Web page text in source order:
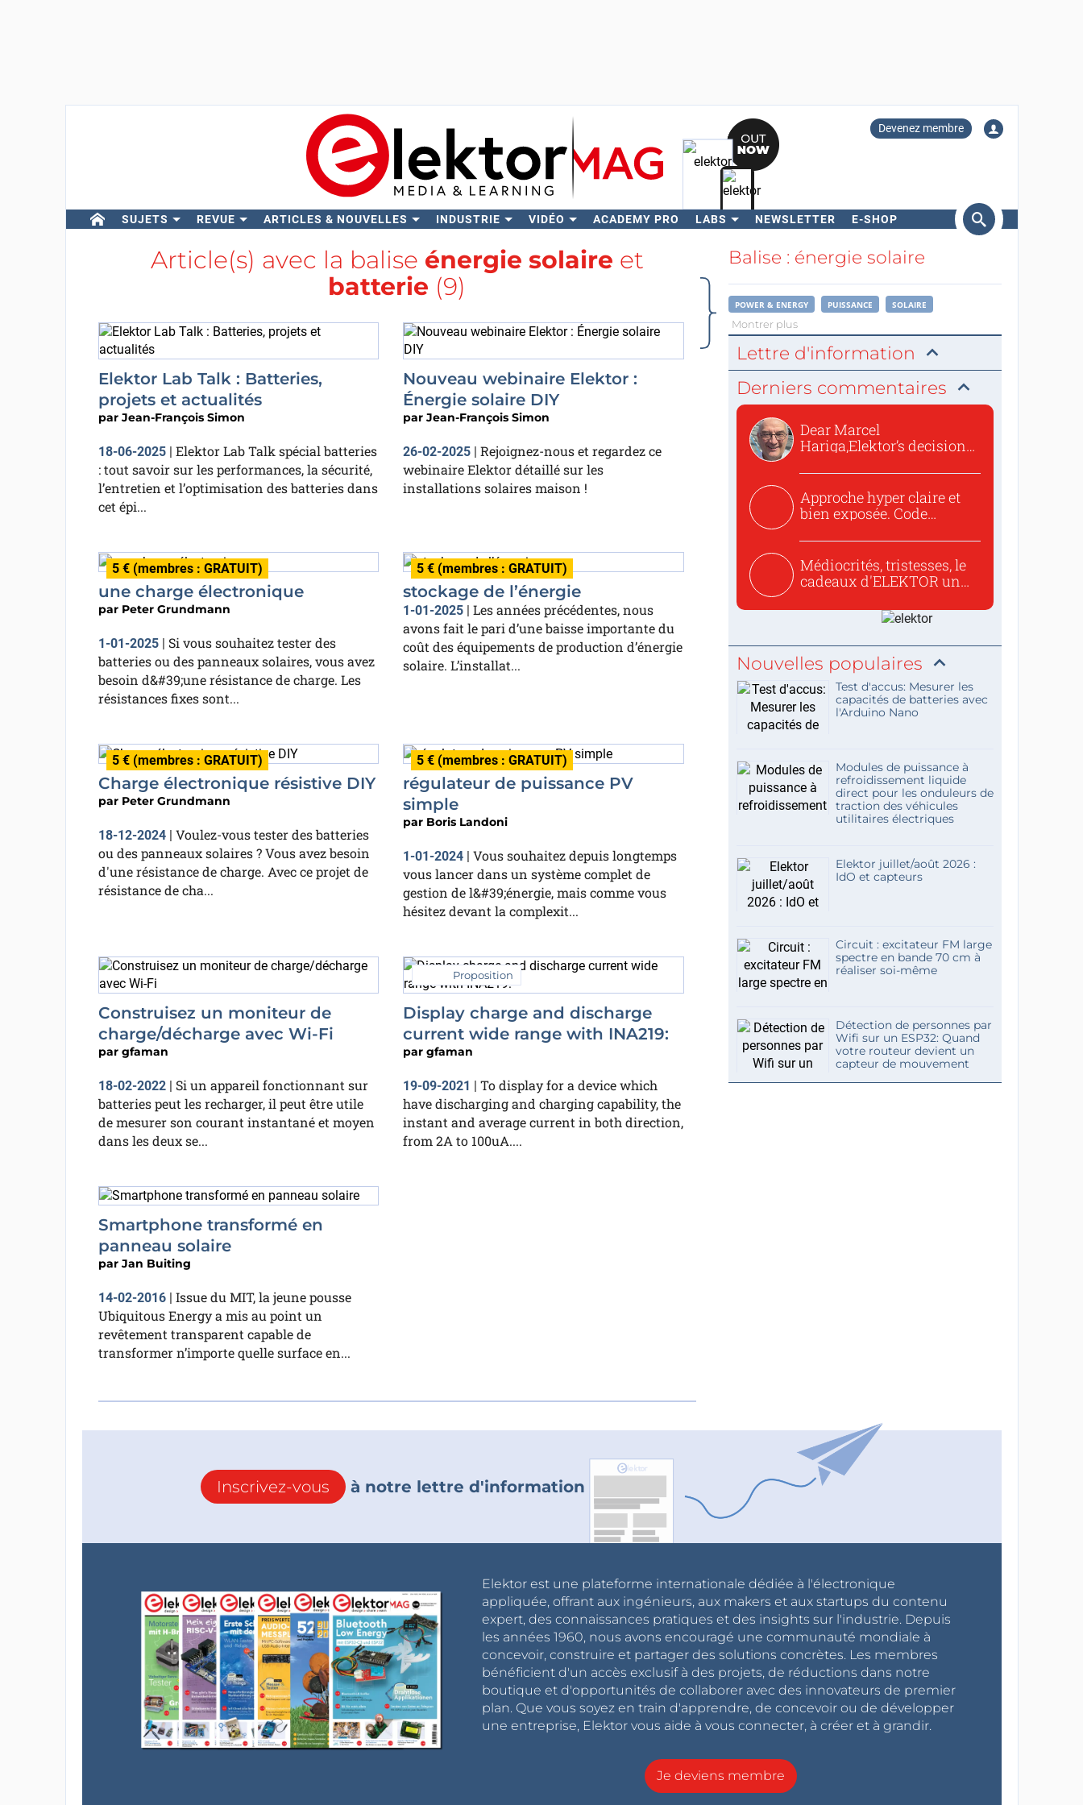
Devenez membre
SUJETS REVUE ARTICLES & NOUVELLES INDUSTRIE VIDÉO ACADEMY PRO LABS NEWSLETTER E-SHOP
Rechercher
Article(s) avec la balise énergie solaire et
batterie (9)
Elektor Lab Talk : Batteries,
projets et actualités
par Jean-François Simon
18-06-2025| Elektor Lab Talk spécial batteries
: tout savoir sur les performances, la sécurité,
l’entretien et l’optimisation des batteries dans
cet épi...
Nouveau webinaire Elektor :
Énergie solaire DIY
par Jean-François Simon
26-02-2025 | Rejoignez-nous et regardez ce
webinaire Elektor détaillé sur les
installations solaires maison !
5 € (membres : GRATUIT)
une charge électronique
par Peter Grundmann
1-01-2025| Si vous souhaitez tester des
batteries ou des panneaux solaires, vous avez
besoin d&#39;une résistance de charge. Les
résistances fixes sont...
5 € (membres : GRATUIT)
stockage de l’énergie
1-01-2025 | Les années précédentes, nous
avons fait le pari d’une baisse importante du
coût des équipements de production d’énergie
solaire. L’installat...
5 € (membres : GRATUIT)
Charge électronique résistive DIY
par Peter Grundmann
18-12-2024| Voulez-vous tester des batteries
ou des panneaux solaires ? Vous avez besoin
d'une résistance de charge. Avec ce projet de
résistance de cha...
5 € (membres : GRATUIT)
régulateur de puissance PV
simple
par Boris Landoni
1-01-2024 | Vous souhaitez depuis longtemps
vous lancer dans un système complet de
gestion de l&#39;énergie, mais comme vous
hésitez devant la complexit...
Construisez un moniteur de
charge/décharge avec Wi-Fi
par gfaman
18-02-2022| Si un appareil fonctionnant sur
batteries peut les recharger, il peut être utile
de mesurer son courant instantané et moyen
dans les deux se...
Proposition
Display charge and discharge
current wide range with INA219:
par gfaman
19-09-2021 | To display for a device which
have discharging and charging capability, the
instant and average current in both direction,
from 2A to 100uA....
Smartphone transformé en
panneau solaire
par Jan Buiting
14-02-2016| Issue du MIT, la jeune pousse
Ubiquitous Energy a mis au point un
revêtement transparent capable de
transformer n’importe quelle surface en...
Balise : énergie solaire
POWER & ENERGY PUISSANCE SOLAIRE
Montrer plus
Lettre d'information
Derniers commentaires
Dear Marcel
Hariga,Elektor’s decision
Approche hyper claire et
bien exposée. Code
Médiocrités, tristesses, le
cadeaux d'ELEKTOR un
Nouvelles populaires
Test d'accus: Mesurer les
capacités de batteries avec
l'Arduino Nano
Modules de puissance à
refroidissement liquide
direct pour les onduleurs de
traction des véhicules
utilitaires électriques
Elektor juillet/août 2026 :
IdO et capteurs
Circuit : excitateur FM large
spectre en bande 70 cm à
réaliser soi-même
Détection de personnes par
Wifi sur un ESP32: Quand
votre routeur devient un
capteur de mouvement
Inscrivez-vous à notre lettre d'information
Elektor est une plateforme internationale dédiée à l'électronique
appliquée, offrant aux ingénieurs, aux makers et aux startups du contenu
expert, des connaissances pratiques et des insights sur l'industrie. Depuis
les années 1960, nous avons encouragé une communauté mondiale à
concevoir, construire et partager des solutions concrètes. Les membres
bénéficient d'un accès exclusif à des projets, de réductions dans notre
boutique et d'opportunités de collaborer avec des innovateurs de premier
plan. Que vous soyez en train d'apprendre, de concevoir ou de développer
une entreprise, Elektor vous aide à vous connecter, à créer et à grandir.
Je deviens membre